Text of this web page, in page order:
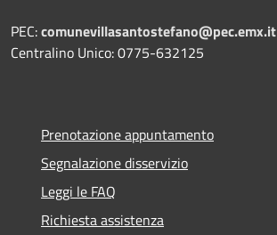
PEC:comunevillasantostefano@pec.emx.it
Centralino Unico: 0775-632125
Prenotazione appuntamento
Segnalazione disservizio
Leggi le FAQ
Richiesta assistenza